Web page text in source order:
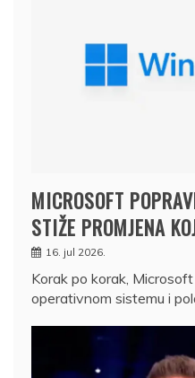
MICROSOFT
STIŽE PROMJENA
16. jul 2026.
Korak po korak,
operativnom sistemu i